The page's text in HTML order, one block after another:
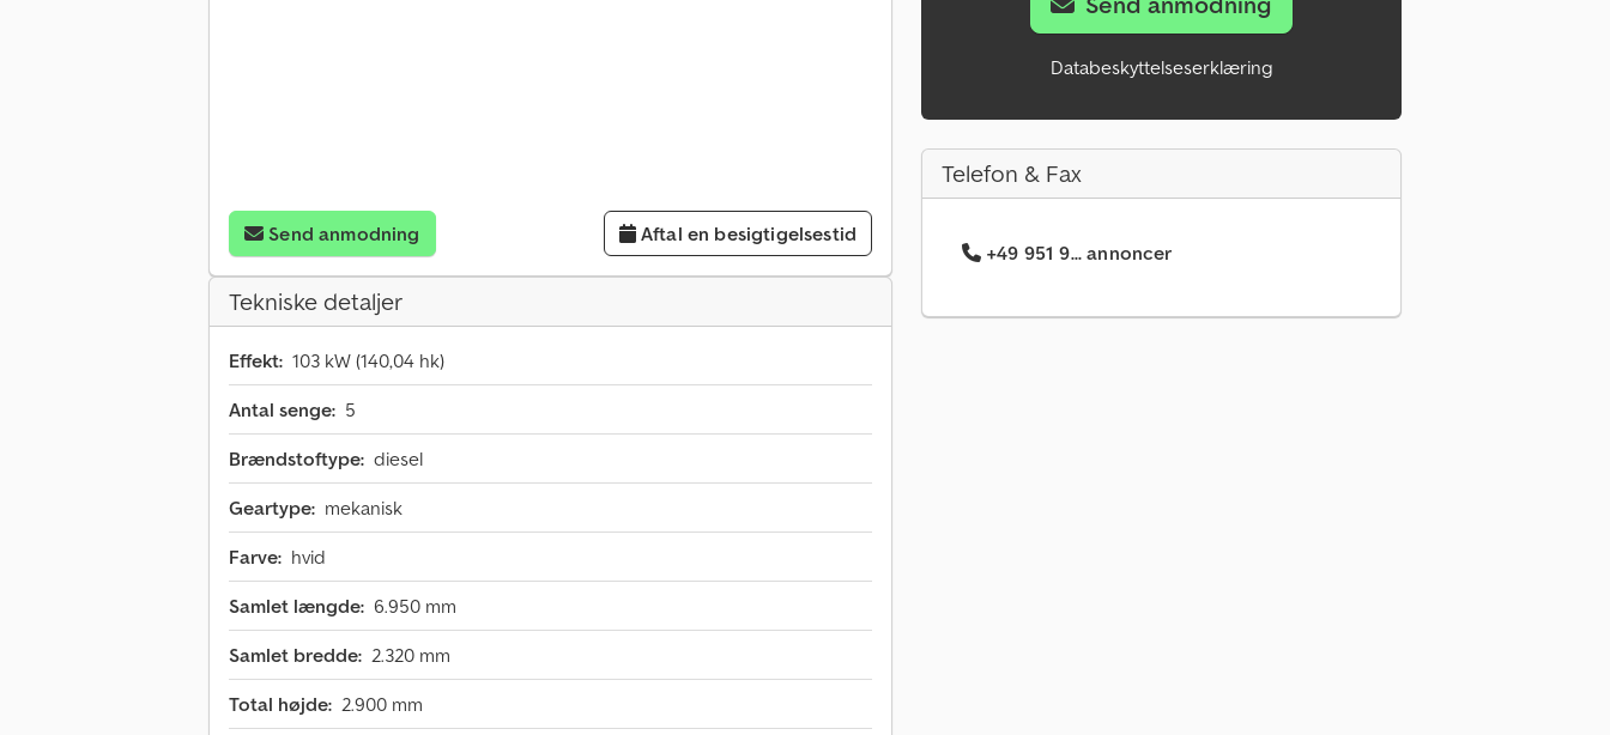
Send anmodning Aftal en besigtigelsestid
Tekniske detaljer
Effekt: 103 kW (140,04 hk)
Antal senge: 5
Brændstoftype: diesel
Geartype: mekanisk
Farve: hvid
Samlet længde: 6.950 mm
Samlet bredde: 2.320 mm
Total højde: 2.900 mm
Databeskyttelseserklæring
Telefon & Fax
+49 951 9... annoncer